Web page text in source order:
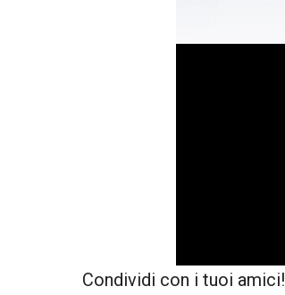
Condividi con i tuoi amici!